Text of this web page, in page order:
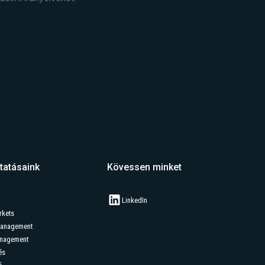
Kövessen minket
LinkedIn